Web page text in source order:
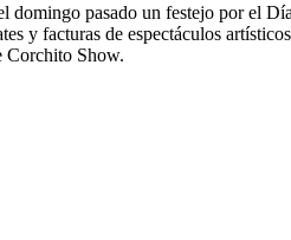
pasado un festejo por el
y facturas de espectáculos
Corchito Show.